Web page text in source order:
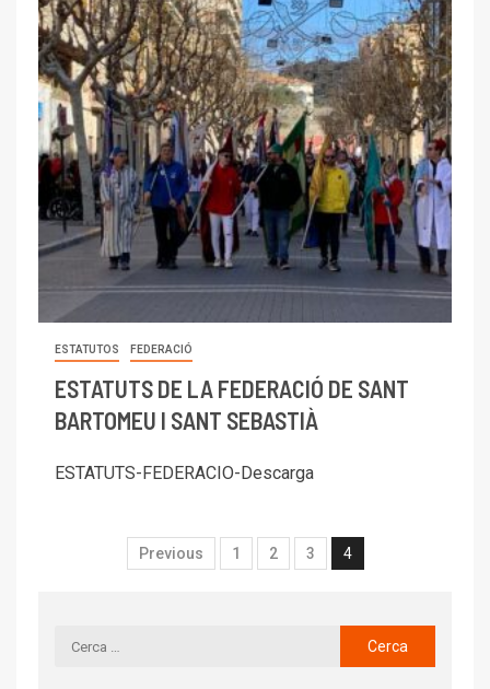
ESTATUTOS FEDERACIÓ
ESTATUTS DE LA FEDERACIÓ DE SANT
BARTOMEU I SANT SEBASTIÀ
ESTATUTS-FEDERACIO-Descarga
Previous 1 2 3 4